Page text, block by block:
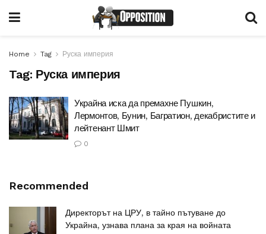
Home Tag Руска империя
Tag: Руска империя
Украйна иска да премахне Пушкин,
Лермонтов, Бунин, Багратион, декабристите и
лейтенант Шмит
0
Recommended
Директорът на ЦРУ, в тайно пътуване до
Украйна, узнава плана за края на войната